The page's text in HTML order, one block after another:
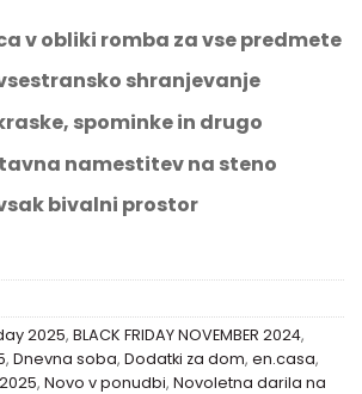
v obliki romba za vse predmete
shranjevanje
spominke in drugo
namestitev na steno
bivalni prostor
2025, BLACK FRIDAY NOVEMBER 2024,
, Dnevna soba, Dodatki za dom, en.casa,
, Novo v ponudbi, Novoletna darila na